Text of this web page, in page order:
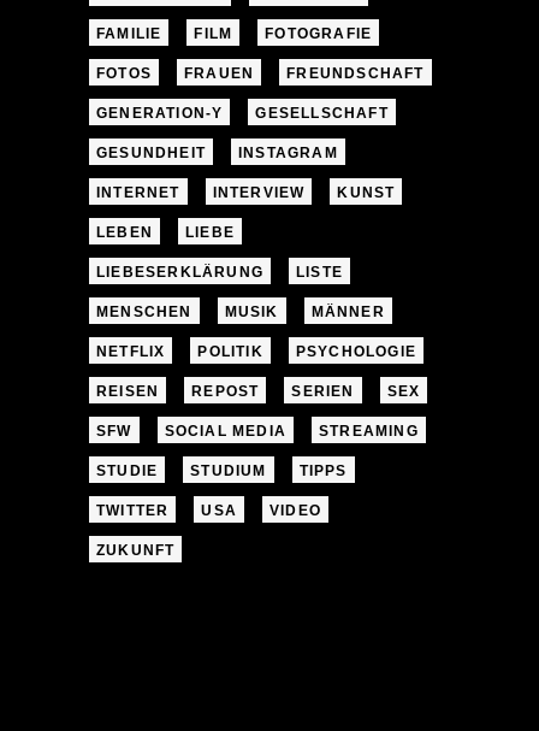
FAMILIE FILM FOTOGRAFIE
FOTOS FRAUEN FREUNDSCHAFT
GENERATION-Y GESELLSCHAFT
GESUNDHEIT INSTAGRAM
INTERNET INTERVIEW KUNST
LEBEN LIEBE
LIEBESERKLÄRUNG LISTE
MENSCHEN MUSIK MÄNNER
NETFLIX POLITIK PSYCHOLOGIE
REISEN REPOST SERIEN SEX
SFW SOCIAL MEDIA STREAMING
STUDIE STUDIUM TIPPS
TWITTER USA VIDEO
ZUKUNFT